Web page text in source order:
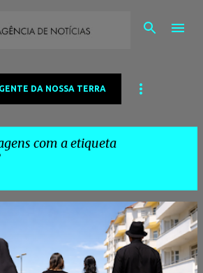
GENTE DA NOSSA TERRA
com a etiqueta